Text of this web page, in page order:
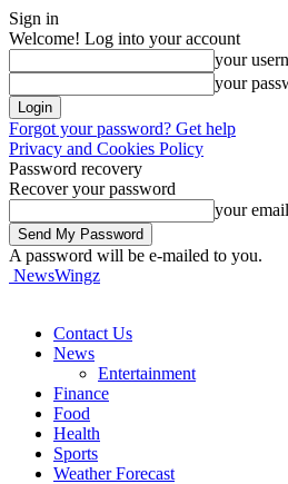
Sign in
Welcome! Log into your account
your
your
Forgot your password? Get help
Privacy and Cookies Policy
Password recovery
Recover your password
your email
A password will be e-mailed to you.
NewsWingz
Contact Us
News
Entertainment
Finance
Food
Health
Sports
Weather Forecast